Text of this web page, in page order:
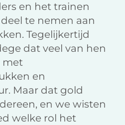
en het trainen
te nemen aan
Tegelijkertijd
dat veel van hen
met
en
Maar dat gold
en we wisten
welke rol het